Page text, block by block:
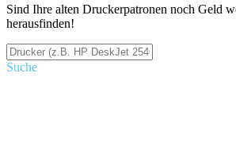
Sind Ihre alten Druckerpatronen noch Geld
herausfinden!
Suche